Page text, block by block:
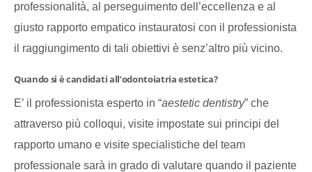
professionalità, al perseguimento dell’eccellenza e al
giusto rapporto empatico instauratosi con il professionista
il raggiungimento di tali obiettivi è senz’altro più vicino.
Quando si è candidati all’odontoiatria estetica?
E’ il professionista esperto in “aestetic dentistry” che
attraverso più colloqui, visite impostate sui principi del
rapporto umano e visite specialistiche del team
professionale sarà in grado di valutare quando il paziente